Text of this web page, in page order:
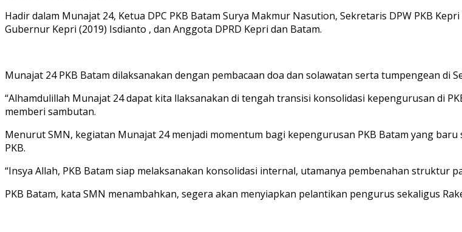
Hadir dalam Munajat 24, Ketua DPC PKB Batam Surya Makmur Nasution, Sekretaris DPW PKB
Gubernur Kepri (2019) Isdianto , dan Anggota DPRD Kepri dan Batam.
Munajat 24 PKB Batam dilaksanakan dengan pembacaan doa dan solawatan serta tumpengean di
“Alhamdulillah Munajat 24 dapat kita llaksanakan di tengah transisi konsolidasi kepengurusan di
memberi sambutan.
Menurut SMN, kegiatan Munajat 24 menjadi momentum bagi kepengurusan PKB Batam yang baru
PKB.
“Insya Allah, PKB Batam siap melaksanakan konsolidasi internal, utamanya pembenahan struktur
PKB Batam, kata SMN menambahkan, segera akan menyiapkan pelantikan pengurus sekaligus